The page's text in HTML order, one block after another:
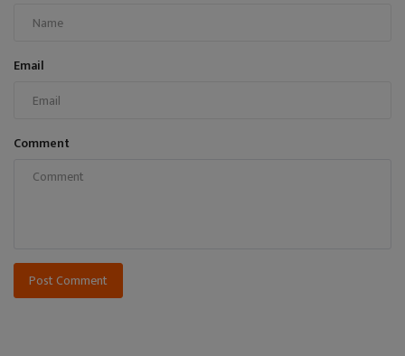
Email
Comment
Post Comment